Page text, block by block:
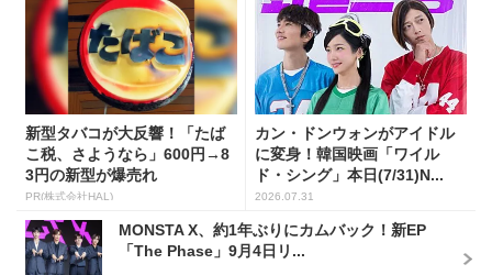
新型タバコが大反響！「たば
こ税、さようなら」600円→8
3円の新型が爆売れ
PR(株式会社HAL)
カン・ドンウォンがアイドル
に変身！韓国映画「ワイル
ド・シング」本日(7/31)N...
2026.07.31
MONSTA X、約1年ぶりにカムバック！新EP
「The Phase」9月4日リ...